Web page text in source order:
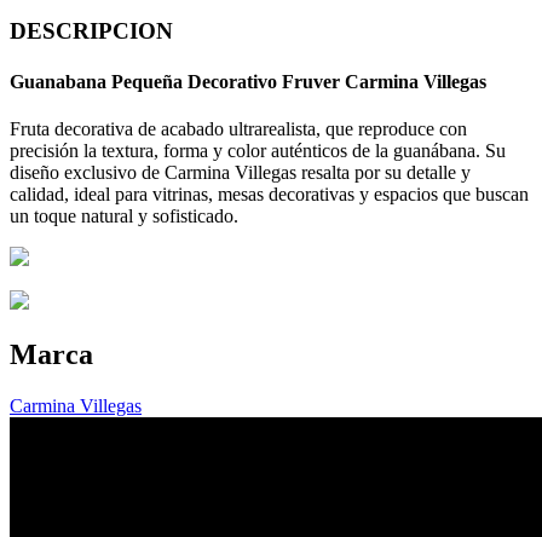
DESCRIPCION
Guanabana Pequeña Decorativo Fruver Carmina Villegas
Fruta decorativa de acabado ultrarealista, que reproduce con
precisión la textura, forma y color auténticos de la guanábana. Su
diseño exclusivo de Carmina Villegas resalta por su detalle y
calidad, ideal para vitrinas, mesas decorativas y espacios que buscan
un toque natural y sofisticado.
Marca
Carmina Villegas